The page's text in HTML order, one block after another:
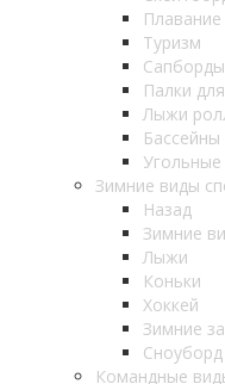
Плавание
Туризм
Сапборды
Палки
Лыжи
Бассейны
Угольные
Зимние виды
Назад
Зимние
Лыжи
Коньки
Хоккей
Зимние
Сноуборд
Командные